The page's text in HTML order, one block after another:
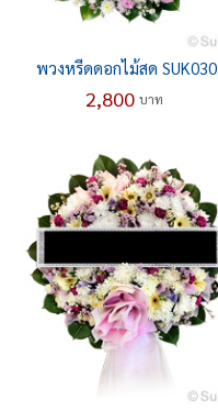
พวงหรีดดอกไม้สด SUK030
2,800 บาท